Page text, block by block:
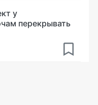
у
перекрывать